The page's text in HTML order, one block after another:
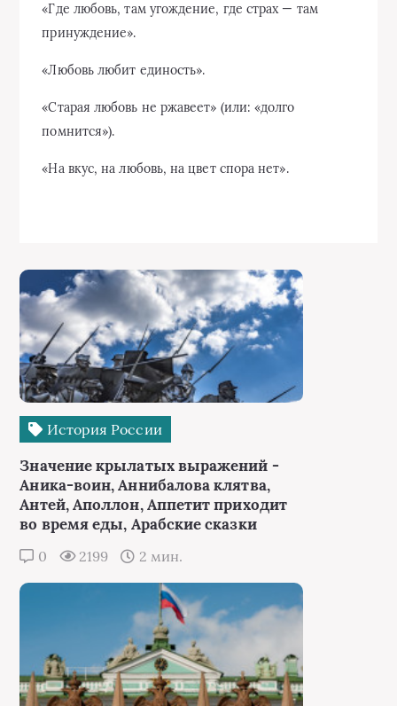
«Где любовь, там угождение, где страх — там
принуждение».
«Любовь любит единость».
«Старая любовь не ржавеет» (или: «долго
помнится»).
«На вкус, на любовь, на цвет спора нет».
История России
Значение крылатых выражений -
Аника-воин, Аннибалова клятва,
Антей, Аполлон, Аппетит приходит
во время еды, Арабские сказки
0 2199 2 мин.